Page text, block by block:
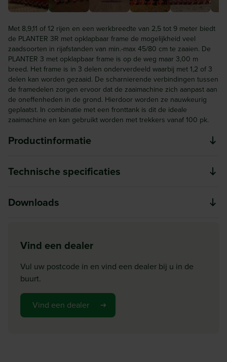
Met 8,9,11 of 12 rijen en een werkbreedte van 2,5 tot 9 meter biedt
de PLANTER 3R met opklapbaar frame de mogelijkheid veel
zaadsoorten in rijafstanden van min.-max 45/80 cm te zaaien. De
PLANTER 3 met opklapbaar frame is op de weg maar 3,00 m
breed. Het frame is in 3 delen onderverdeeld waarbij met 1,2 of 3
delen kan worden gezaaid. De scharnierende verbindingen tussen
de framedelen zorgen ervoor dat de zaaimachine zich aanpast aan
de oneffenheden in de grond. Hierdoor worden ze nauwkeurig
geplaatst. In combinatie met een fronttank is dit de ideale
zaaimachine en kan gebruikt worden met trekkers vanaf 100 pk.
Productinformatie
precisiezaaimachine. Het is een uiterst verfijnde en
eisen voor precisiezaaien.
Kenmerken
Nauwkeurige plaatsing
Door de geringe valhoogte worden de zaden op
Technische specificaties
Model
Planter
Uitlopen
Inhoud (KG)
Pneumatisch
Downloads
PLANTER 3 brochure
Vind een dealer
Vul uw postcode in en vind een dealer bij u in de
buurt.
Vind een dealer